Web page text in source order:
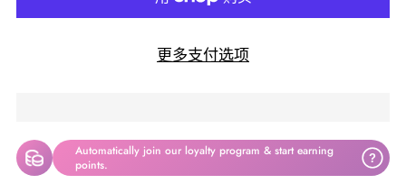
更多支付选项
Automatically join our loyalty program & start earning
points.
?